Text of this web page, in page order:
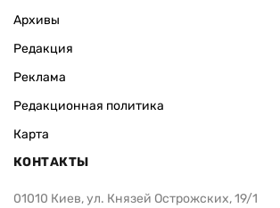
Архивы
Редакция
Реклама
Редакционная политика
Карта
КОНТАКТЫ
01010 Киев, ул. Князей Острожских, 19/1